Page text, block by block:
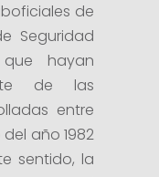
de
Seguridad
hayan
de las
entre
del año 1982
sentido, la